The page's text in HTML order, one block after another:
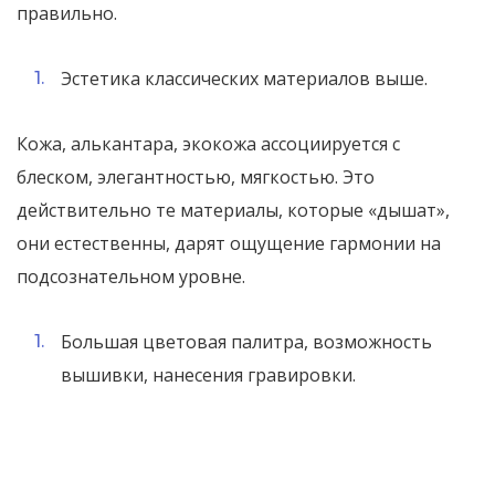
правильно.
Эстетика классических материалов выше.
Кожа, алькантара, экокожа ассоциируется с
блеском, элегантностью, мягкостью. Это
действительно те материалы, которые «дышат»,
они естественны, дарят ощущение гармонии на
подсознательном уровне.
Большая цветовая палитра, возможность
вышивки, нанесения гравировки.